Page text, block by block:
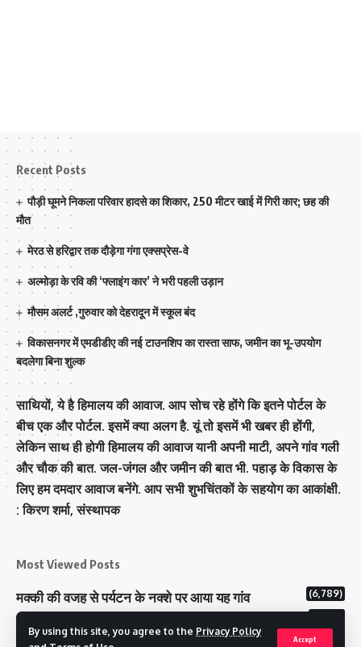
By using this site, you agree to the Privacy Policy
Accept
Recent Posts
पौड़ी घूमने निकला परिवार हादसे का शिकार, 250 मीटर खाई में गिरी कार; छह की
मौत
मेरठ से हरिद्वार तक दौड़ेगा गंगा एक्सप्रेस-वे
अल्मोड़ा के रवि की ‘फ्लाइंग कार’ ने भरी पहली उड़ान
मौसम अलर्ट ,गुरुवार को देहरादून में स्कूल बंद
विकासनगर में एमडीडीए की नई टाउनशिप का रास्ता साफ, जमीन का भू-उपयोग
बदलेगा बिना शुल्क
साथियों, ये है हिमालय की आवाज. आप सोच रहे होंगे कि इतने पोर्टल के
बीच एक और पोर्टल. इसमें क्या अलग है. यूं तो इसमें भी खबर ही होंगी,
लेकिन साथ ही होगी हिमालय की आवाज यानी अपनी माटी, अपने गांव गली
और चौक की बात. जल-जंगल और जमीन की बात भी. पहाड़ के विकास के
लिए हम दमदार आवाज बनेंगे. आप सभी शुभचिंतकों के सहयोग का आकांक्षी.
: किरण शर्मा, संस्‍थापक
Most Viewed Posts
मक्‍की की वजह से पर्यटन के नक्‍शे पर आया यह गांव (6,789)
राज्य में 12 पी माइनस थ्री पोलिंग स्टेशन बनाए गए
टिहरी राजपरिवार के पास 200 करोड से अधिक की संपत्ति (5,130)